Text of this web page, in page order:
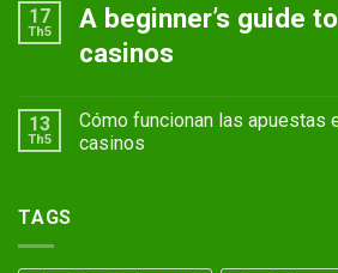
17
Th5
A beginner’s guide
casinos
13
Th5
Cómo funcionan las apuestas
casinos
TAGS